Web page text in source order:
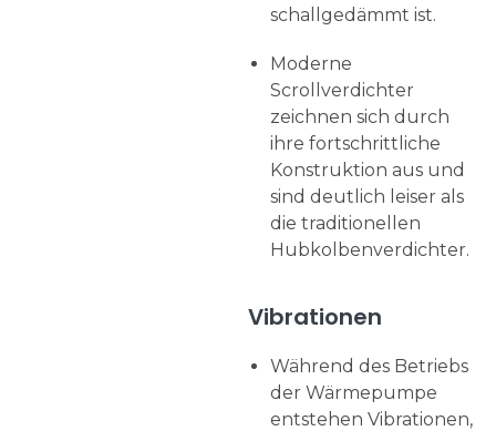
schallgedämmt ist.
Moderne
Scrollverdichter
zeichnen sich durch
ihre fortschrittliche
Konstruktion aus und
sind deutlich leiser als
die traditionellen
Hubkolbenverdichter.
Vibrationen
Während des Betriebs
der Wärmepumpe
entstehen Vibrationen,